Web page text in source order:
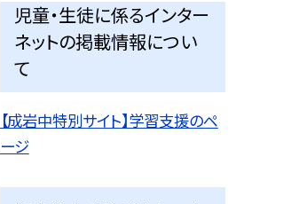
児童・生徒に係るインター
ネットの掲載情報につい
て
【成岩中特別サイト】学習支援のペ
ージ